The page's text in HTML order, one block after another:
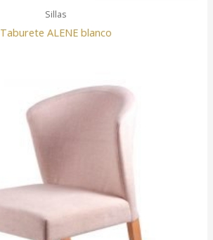
Sillas
Taburete ALENE blanco